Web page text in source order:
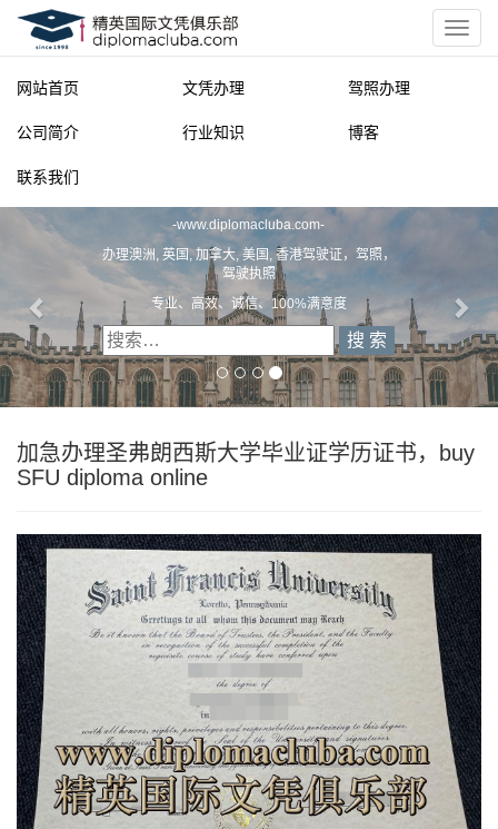
网站首页 文凭办理 驾照办理
公司简介 行业知识 博客
联系我们
-www.diplomacluba.com-
办理澳洲, 英国, 加拿大, 美国, 香港驾驶证，驾照，
驾驶执照
专业、高效、诚信、100%满意度
加急办理圣弗朗西斯大学毕业证学历证书，buy
SFU diploma online